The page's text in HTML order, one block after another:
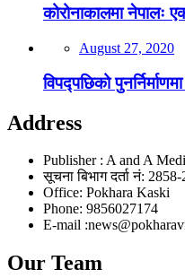
कोरोनाकालमा नेपालः
August 27, 2020
विपद्पछिको
Address
Publisher : A and A
सूचना बिभाग दर्ता नं:
Office: Pokhara Kaski
Phone: 9856027174
E-mail
Our Team